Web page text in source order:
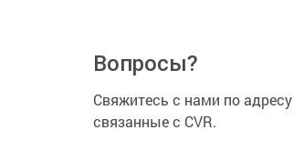
Вопросы?
Свяжитесь с нами по адресу
связанные с CVR.